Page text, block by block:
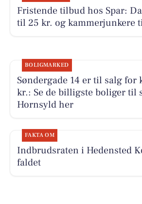
Fristende tilbud hos Spar:
til 25 kr. og kammerjunkere
BOLIGMARKED
Søndergade 14 er til salg for
kr.: Se de billigste boliger til
Hornsyld her
FAKTA OM
Indbrudsraten i Hedensted
faldet